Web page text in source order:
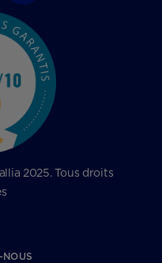
2025. Tous droits
NOUS